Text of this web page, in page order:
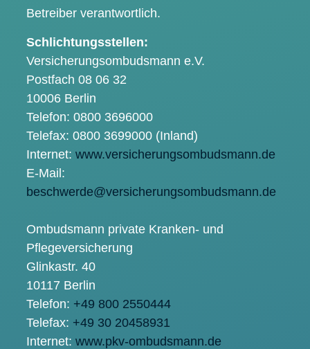
Betreiber verantwortlich.
Schlichtungsstellen:
Versicherungsombudsmann e.V.
Postfach 08 06 32
10006 Berlin
Telefon: 0800 3696000
Telefax: 0800 3699000 (Inland)
Internet: www.versicherungsombudsmann.de
E-Mail:
beschwerde@versicherungsombudsmann.de
Ombudsmann private Kranken- und
Pflegeversicherung
Glinkastr. 40
10117 Berlin
Telefon: +49 800 2550444
Telefax: +49 30 20458931
Internet: www.pkv-ombudsmann.de